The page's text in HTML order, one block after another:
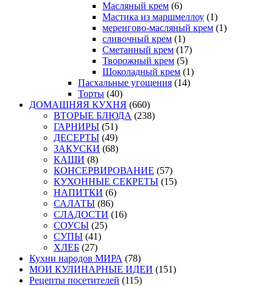
Масляный крем (6)
Мастика из маршмеллоу (1)
меренгово-масляный крем (1)
сливочный крем (1)
Сметанный крем (17)
Творожный крем (5)
Шоколадный крем (1)
Пасхальные угощения (14)
Торты (40)
ДОМАШНЯЯ КУХНЯ (660)
ВТОРЫЕ БЛЮДА (238)
ГАРНИРЫ (51)
ДЕСЕРТЫ (49)
ЗАКУСКИ (68)
КАШИ (8)
КОНСЕРВИРОВАНИЕ (57)
КУХОННЫЕ СЕКРЕТЫ (15)
НАПИТКИ (6)
САЛАТЫ (86)
СЛАДОСТИ (16)
СОУСЫ (25)
СУПЫ (41)
ХЛЕБ (27)
Кухни народов МИРА (78)
МОИ КУЛИНАРНЫЕ ИДЕИ (151)
Рецепты посетителей (115)